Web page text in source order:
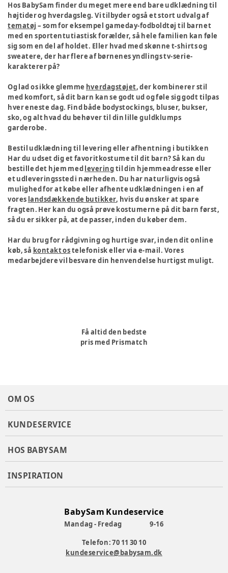
Hos BabySam finder du meget mere end bare udklædning til
højtider og hverdagsleg. Vi tilbyder også et stort udvalg af
tematøj – som for eksempel gameday-fodboldtøj til barnet
med en sportentutiastisk forælder, så hele familien kan føle
sig som en del af holdet. Eller hvad med skønne t-shirts og
sweatere, der har flere af børnenes yndlings tv-serie-
karakterer på?
Og lad os ikke glemme hverdagstøjet, der kombinerer stil
med komfort, så dit barn kan se godt ud og føle sig godt tilpas
hver eneste dag. Find både bodystockings, bluser, bukser,
sko, og alt hvad du behøver til din lille guldklumps
garderobe.
Bestil udklædning til levering eller afhentning i butikken
Har du udset dig et favoritkostume til dit barn? Så kan du
bestille det hjem medleveringtil din hjemmeadresse eller
et udleveringssted i nærheden. Du har naturligvis også
mulighed for at købe eller afhente udklædningen i en af
vores landsdækkende butikker, hvis du ønsker at spare
fragten. Her kan du også prøve kostumerne på dit barn først,
så du er sikker på, at de passer, inden du køber dem.
Har du brug for rådgivning og hurtige svar, inden dit online
køb, så kontakt ostelefonisk eller via e-mail. Vores
medarbejdere vil besvare din henvendelse hurtigst muligt.
Få altid den bedste
pris med Prismatch
OM OS
KUNDESERVICE
HOS BABYSAM
INSPIRATION
BabySam Kundeservice
Mandag - Fredag
9-16
Telefon: 70 11 30 10
kundeservice@babysam.dk